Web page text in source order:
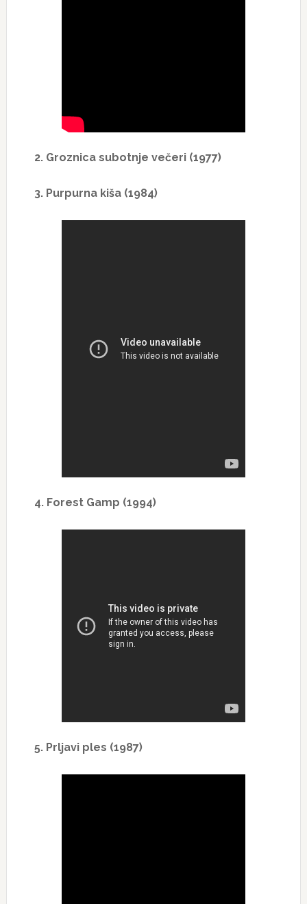
2. Groznica subotnje večeri (1977)
3. Purpurna kiša (1984)
4. Forest Gamp (1994)
5. Prljavi ples (1987)